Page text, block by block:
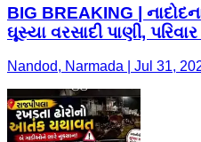
BIG BREAKING |
ઘૂસ્યા વરસાદી પાણી,
Nandod, Narmada | Jul 31,